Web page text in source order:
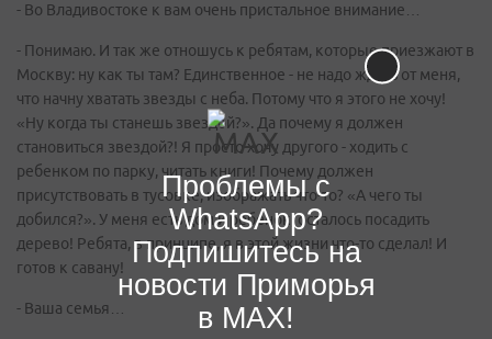
- Во Владивостоке к вам очень пристальное внимание…
- Понимаю. И так же отношусь к ребятам, которые приезжают в
Москву: ну как ты там? Единственное - не надо ждать от меня,
что начну хватать звезды с неба. Потому что я этого не хочу!
«Ну когда ты станешь звездой?». Да почему я должен
становиться звездой?! Я просто хочу другого - ходить с
ребенком по парку, читать книги! Почему должен
присутствовать в тусовке, изображать что-то? «А чего ты
добился?». У меня есть дом и ребенок, осталось посадить
дерево! Ребята, в принципе, я в этой жизни что-то сделал! И
готов к савану!
- Ваша семья…
Проблемы с
WhatsApp?
Подпишитесь на
новости Приморья
в MAX!